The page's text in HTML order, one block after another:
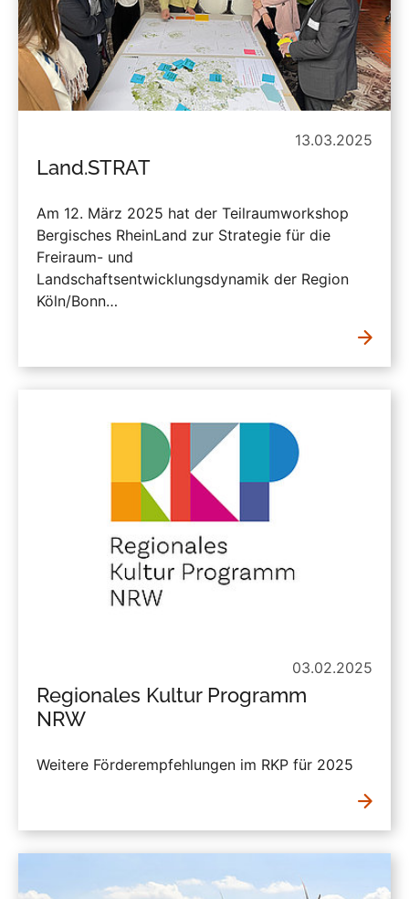
13.03.2025
Land.STRAT
Am 12. März 2025 hat der Teilraumworkshop
Bergisches RheinLand zur Strategie für die
Freiraum- und
Landschaftsentwicklungsdynamik der Region
Köln/Bonn…
03.02.2025
Regionales Kultur Programm
NRW
Weitere Förderempfehlungen im RKP für 2025